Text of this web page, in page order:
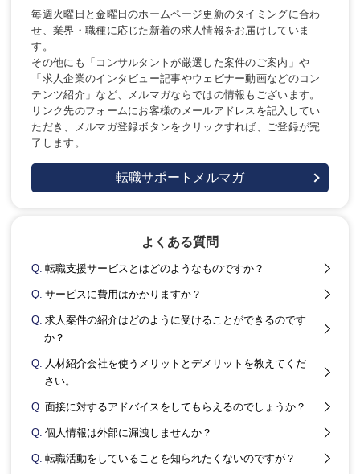
毎週火曜日と金曜日のホームページ更新のタイミングに合わ
せ、業界・職種に応じた新着の求人情報をお届けしていま
す。
その他にも「コンサルタントが厳選した案件のご案内」や
「求人企業のインタビュー記事やウェビナー動画などのコン
テンツ紹介」など、メルマガならではの情報もございます。
リンク先のフォームにお客様のメールアドレスを記入してい
ただき、メルマガ登録ボタンをクリックすれば、ご登録が完
了します。
転職サポートメルマガ
よくある質問
Q. 転職支援サービスとはどのようなものですか？
Q. サービスに費用はかかりますか？
Q. 求人案件の紹介はどのように受けることができるのです
か？
Q.
人材紹介会社を使うメリットとデメリットを教えてくだ
さい。
Q. 面接に対するアドバイスをしてもらえるのでしょうか？
Q. 個人情報は外部に漏洩しませんか？
Q. 転職活動をしていることを知られたくないのですが？